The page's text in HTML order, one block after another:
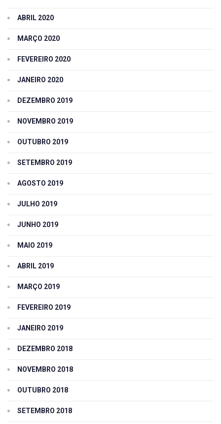
ABRIL 2020
MARÇO 2020
FEVEREIRO 2020
JANEIRO 2020
DEZEMBRO 2019
NOVEMBRO 2019
OUTUBRO 2019
SETEMBRO 2019
AGOSTO 2019
JULHO 2019
JUNHO 2019
MAIO 2019
ABRIL 2019
MARÇO 2019
FEVEREIRO 2019
JANEIRO 2019
DEZEMBRO 2018
NOVEMBRO 2018
OUTUBRO 2018
SETEMBRO 2018